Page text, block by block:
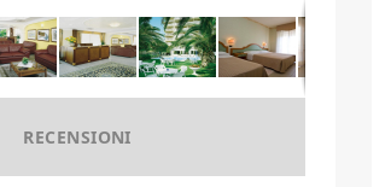
RECENSIONI